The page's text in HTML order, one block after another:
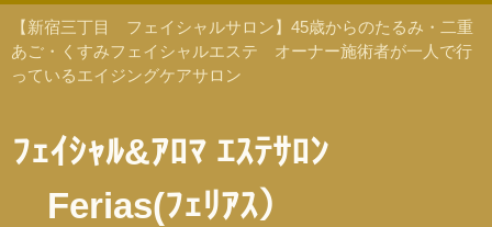
ﾌｪｲｼｬﾙ&ｱﾛﾏ ｴｽﾃｻﾛﾝ
Ferias(ﾌｪﾘｱｽ）
【新宿三丁目 フェイシャルサロン】45歳からのたるみ・二重
あご・くすみフェイシャルエステ オーナー施術者が一人で行
っているエイジングケアサロン